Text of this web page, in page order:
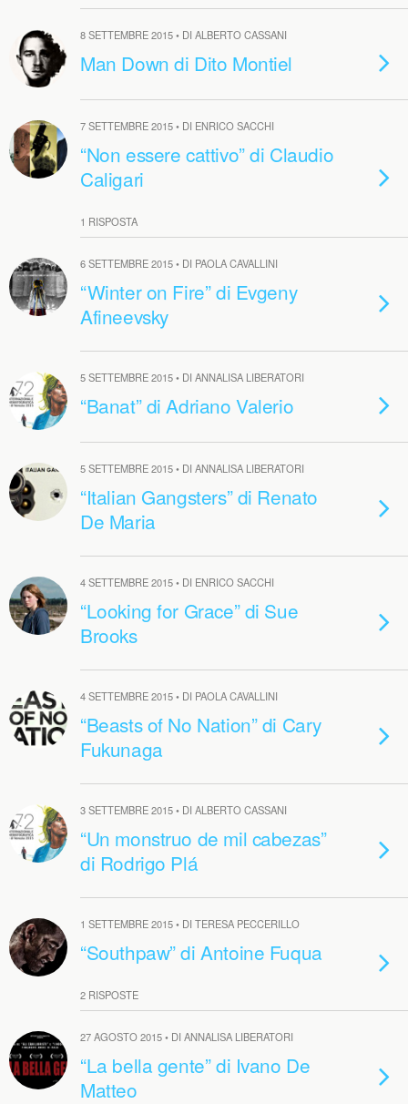
8 SETTEMBRE 2015 • DI ALBERTO CASSANI
Man Down di Dito Montiel
7 SETTEMBRE 2015 • DI ENRICO SACCHI
“Non essere cattivo” di Claudio
Caligari
1 RISPOSTA
6 SETTEMBRE 2015 • DI PAOLA CAVALLINI
“Winter on Fire” di Evgeny
Afineevsky
5 SETTEMBRE 2015 • DI ANNALISA LIBERATORI
“Banat” di Adriano Valerio
5 SETTEMBRE 2015 • DI ANNALISA LIBERATORI
“Italian Gangsters” di Renato
De Maria
4 SETTEMBRE 2015 • DI ENRICO SACCHI
“Looking for Grace” di Sue
Brooks
4 SETTEMBRE 2015 • DI PAOLA CAVALLINI
“Beasts of No Nation” di Cary
Fukunaga
3 SETTEMBRE 2015 • DI ALBERTO CASSANI
“Un monstruo de mil cabezas”
di Rodrigo Plá
1 SETTEMBRE 2015 • DI TERESA PECCERILLO
“Southpaw” di Antoine Fuqua
2 RISPOSTE
27 AGOSTO 2015 • DI ANNALISA LIBERATORI
“La bella gente” di Ivano De
Matteo